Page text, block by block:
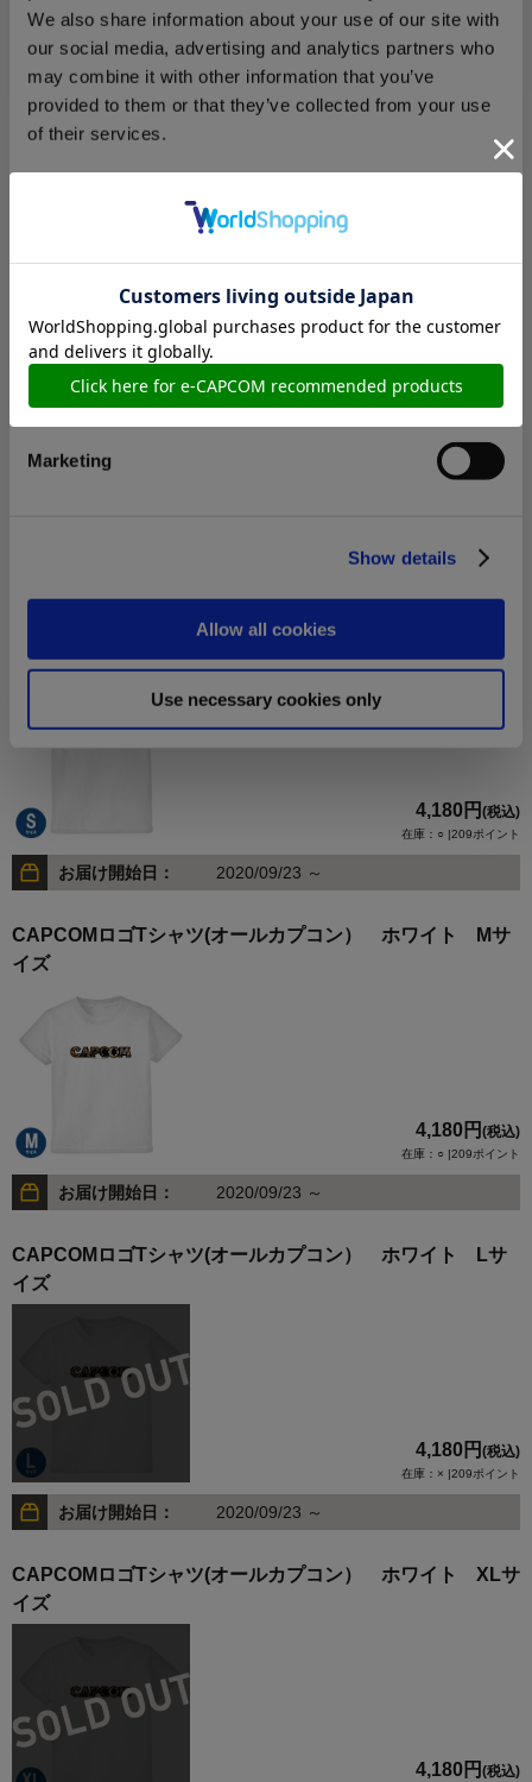
We also share information about your use of our site with
our social media, advertising and analytics partners who
may combine it with other information that you’ve
provided to them or that they’ve collected from your use
of their services.
Statistics
Marketing
Show details
Allow all cookies
Use necessary cookies only
イズ
4,180円(税込)
2020/09/23 ～
CAPCOMロゴTシャツ(オールカプコン） ブラック Lサ
イズ
4,180円 (税込)
在庫：○ |209ポイント
お届け開始日： 2020/09/23 ～
CAPCOMロゴTシャツ(オールカプコン） ホワイト Mサ
イズ
4,180円 (税込)
在庫：○ |209ポイント
お届け開始日： 2020/09/23 ～
CAPCOMロゴTシャツ(オールカプコン） ホワイト Lサ
イズ
4,180円 (税込)
在庫：× |209ポイント
お届け開始日： 2020/09/23 ～
CAPCOMロゴTシャツ(オールカプコン） ホワイト XLサ
イズ
4,180円 (税込)